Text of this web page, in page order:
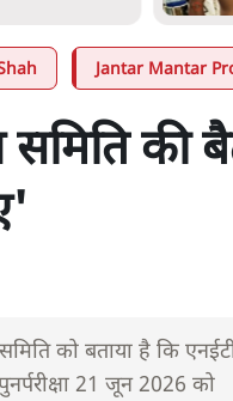
Jantar Mantar
समिति की
को बताया है कि
21 जून 2026 को